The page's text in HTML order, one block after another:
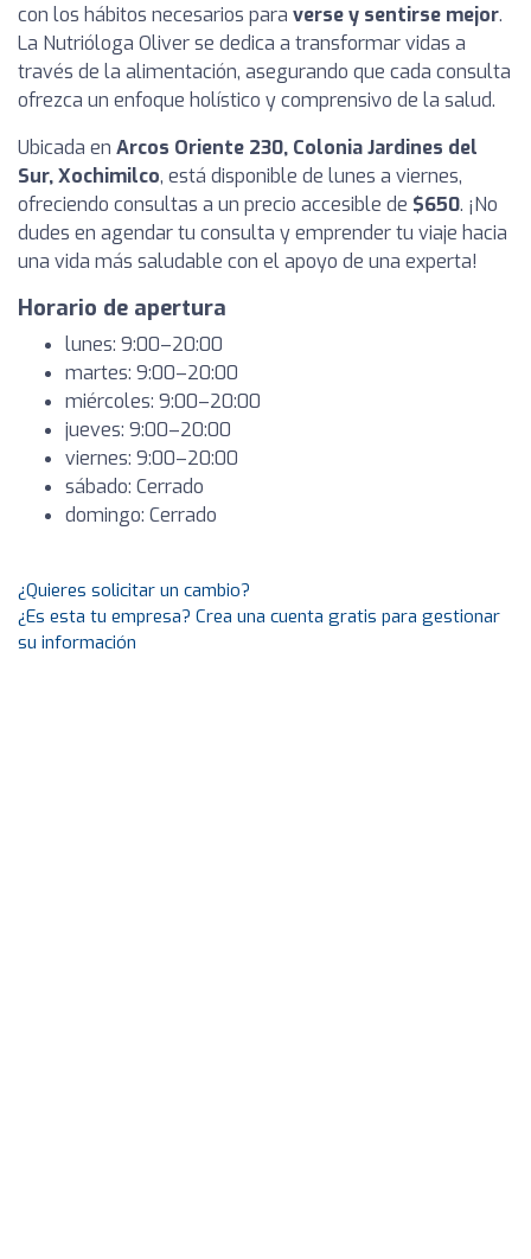
con los hábitos necesarios para verse y sentirse mejor.
La Nutrióloga Oliver se dedica a transformar vidas a
través de la alimentación, asegurando que cada consulta
ofrezca un enfoque holístico y comprensivo de la salud.
Ubicada en Arcos Oriente 230, Colonia Jardines del
Sur, Xochimilco, está disponible de lunes a viernes,
ofreciendo consultas a un precio accesible de $650. ¡No
dudes en agendar tu consulta y emprender tu viaje hacia
una vida más saludable con el apoyo de una experta!
Horario de apertura
lunes: 9:00–20:00
martes: 9:00–20:00
miércoles: 9:00–20:00
jueves: 9:00–20:00
viernes: 9:00–20:00
sábado: Cerrado
domingo: Cerrado
¿Quieres solicitar un cambio?
¿Es esta tu empresa? Crea una cuenta gratis para gestionar
su información